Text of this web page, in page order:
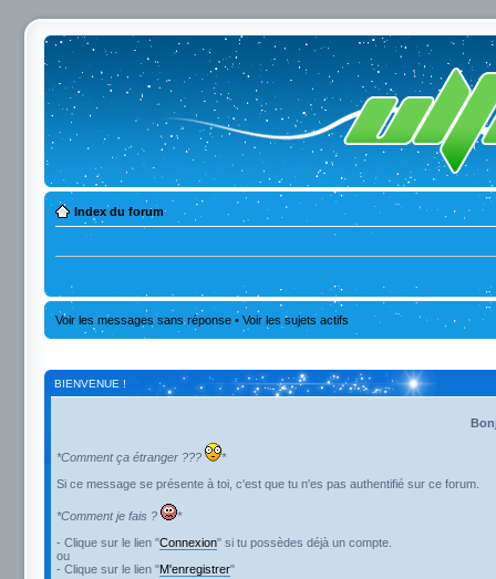
Index du forum
Voir les messages sans réponse • Voir les sujets actifs
BIENVENUE !
*Comment ça étranger ???
*
Si ce message se présente à toi, c'est que tu n'es pas authentifié sur ce forum.
*Comment je fais ?
*
- Clique sur le lien "Connexion" si tu possèdes déjà un compte.
ou
- Clique sur le lien "M'enregistrer"